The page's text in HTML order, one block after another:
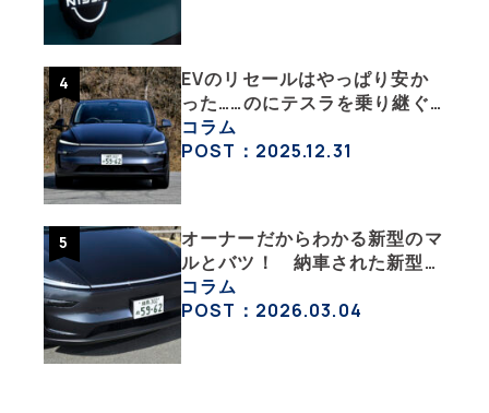
EVのリセールはやっぱり安か
った……のにテスラを乗り継ぐ
ってどういうこと？ 【テスラ
沼にはまった大学教授のEV生
コラム
POST：2025.12.31
オーナーだからわかる新型のマ
ルとバツ！ 納車された新型を
旧型モデルＹと細部まで比べて
みた【テスラ沼にはまった大学
コラム
POST：2026.03.04